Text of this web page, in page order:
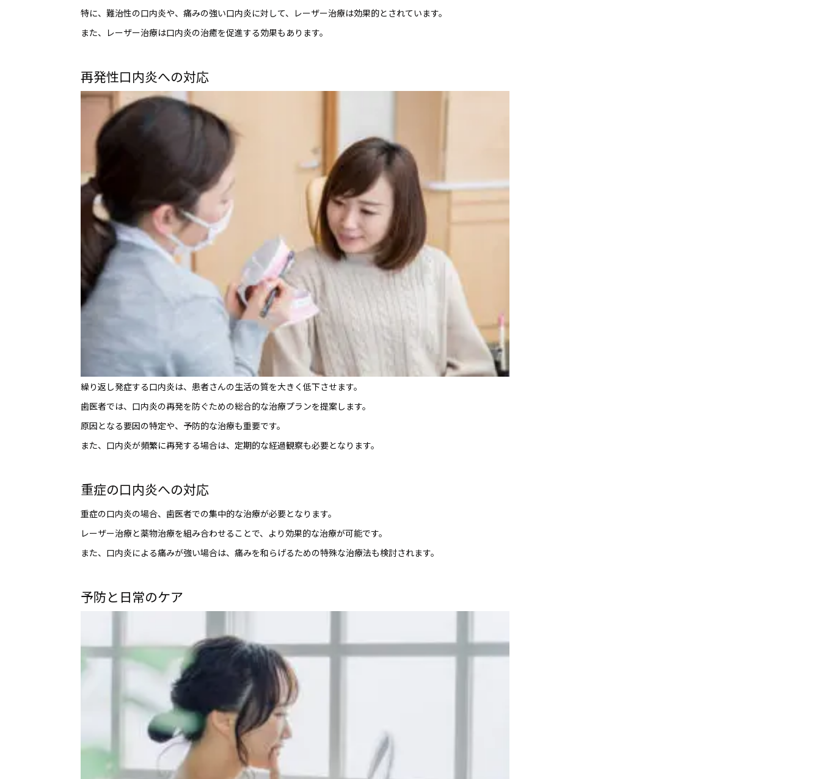
特に、難治性の口内炎や、痛みの強い口内炎に対して、レーザー治療は効果的とされています。
また、レーザー治療は口内炎の治癒を促進する効果もあります。
再発性口内炎への対応
繰り返し発症する口内炎は、患者さんの生活の質を大きく低下させます。
歯医者では、口内炎の再発を防ぐための総合的な治療プランを提案します。
原因となる要因の特定や、予防的な治療も重要です。
また、口内炎が頻繁に再発する場合は、定期的な経過観察も必要となります。
重症の口内炎への対応
重症の口内炎の場合、歯医者での集中的な治療が必要となります。
レーザー治療と薬物治療を組み合わせることで、より効果的な治療が可能です。
また、口内炎による痛みが強い場合は、痛みを和らげるための特殊な治療法も検討されます。
予防と日常のケア